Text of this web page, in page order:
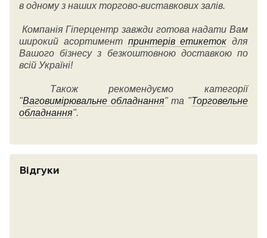
в одному з наших торгово-виставкових залів.
Компанія Гіперцентр завжди готова надати Вам
широкий асортимент принтерів етикеток для
Вашого бізнесу з безкоштовною доставкою по
всій Україні!
Також рекомендуємо категорії
"Ваговимірювальне обладнання" та "Торговельне
обладнання".
Відгуки